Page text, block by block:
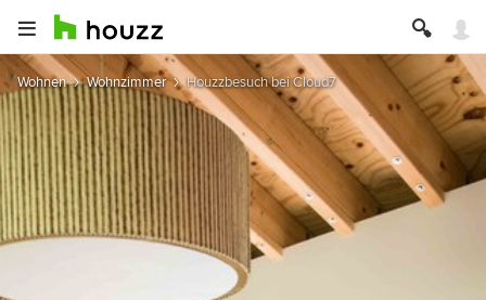
Wohnen Wohnzimmer Houzzbesuch bei Cloud7